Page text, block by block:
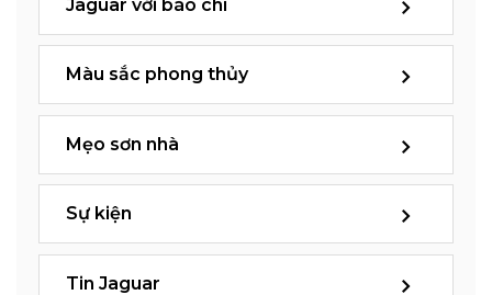
Jaguar với báo chí
Màu sắc phong thủy
Mẹo sơn nhà
Sự kiện
Tin Jaguar